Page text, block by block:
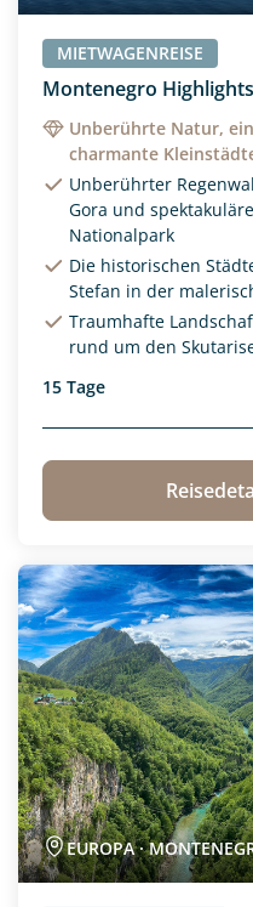
Reisedauer
MIETWAGENREISE
Montenegro Highlights
Unberührte Natur,
charmante
Unberührter
Gora und
Nationalpark
Die historischen
Stefan in der
Traumhafte
rund um den
15 Tage
Neu
EUROPA ·